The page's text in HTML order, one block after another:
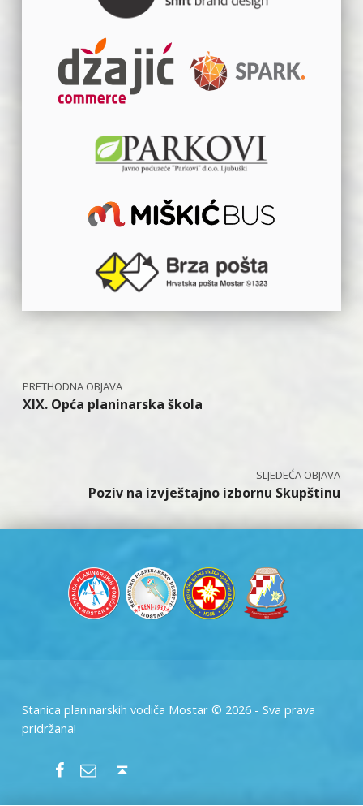
Navigacija objava
XIX. Opća planinarska škola
Poziv na izvještajno izbornu Skupštinu
Stanica planinarskih vodiča Mostar © 2026 - Sva prava
pridržana!
SPVM – Facebook
SPVM – e-mail